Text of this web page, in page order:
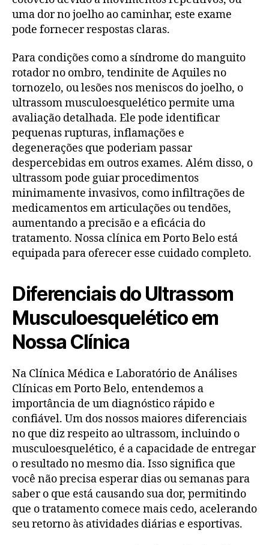
uma dor no joelho ao caminhar, este exame
pode fornecer respostas claras.
Para condições como a síndrome do manguito
rotador no ombro, tendinite de Aquiles no
tornozelo, ou lesões nos meniscos do joelho, o
ultrassom musculoesquelético permite uma
avaliação detalhada. Ele pode identificar
pequenas rupturas, inflamações e
degenerações que poderiam passar
despercebidas em outros exames. Além disso, o
ultrassom pode guiar procedimentos
minimamente invasivos, como infiltrações de
medicamentos em articulações ou tendões,
aumentando a precisão e a eficácia do
tratamento. Nossa clínica em Porto Belo está
equipada para oferecer esse cuidado completo.
Diferenciais do Ultrassom
Musculoesquelético em
Nossa Clínica
Na Clínica Médica e Laboratório de Análises
Clínicas em Porto Belo, entendemos a
importância de um diagnóstico rápido e
confiável. Um dos nossos maiores diferenciais
no que diz respeito ao ultrassom, incluindo o
musculoesquelético, é a capacidade de entregar
o resultado no mesmo dia. Isso significa que
você não precisa esperar dias ou semanas para
saber o que está causando sua dor, permitindo
que o tratamento comece mais cedo, acelerando
seu retorno às atividades diárias e esportivas.